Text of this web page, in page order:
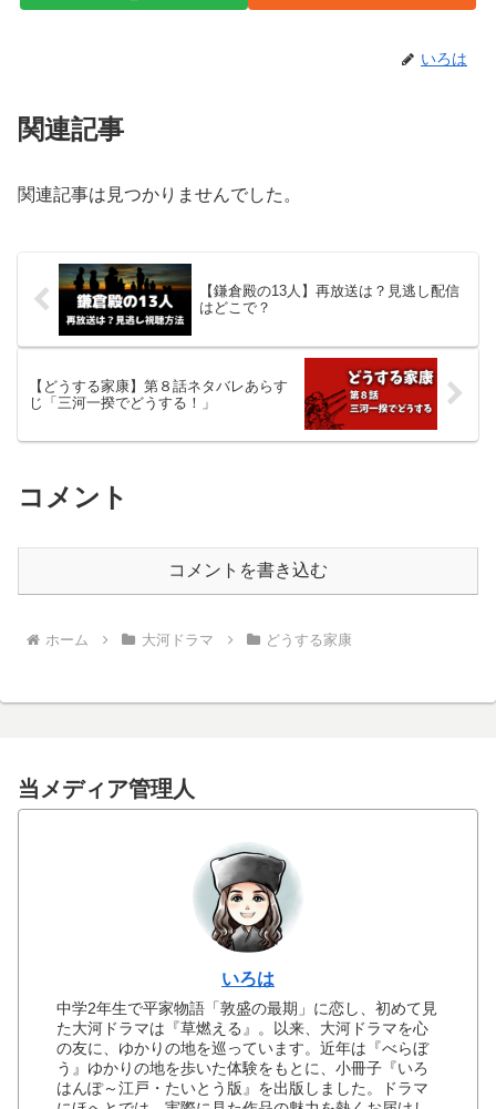
いろは
関連記事
関連記事は見つかりませんでした。
【鎌倉殿の13人】再放送は？見逃し配信
はどこで？
【どうする家康】第８話ネタバレあらす
じ「三河一揆でどうする！」
コメント
コメントを書き込む
ホーム 大河ドラマ どうする家康
当メディア管理人
いろは
中学2年生で平家物語「敦盛の最期」に恋し、初めて見
た大河ドラマは『草燃える』。以来、大河ドラマを心
の友に、ゆかりの地を巡っています。近年は『べらぼ
う』ゆかりの地を歩いた体験をもとに、小冊子『いろ
はんぽ～江戸・たいとう版』を出版しました。ドラマ